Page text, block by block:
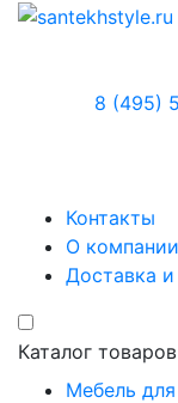
8 (495)
Каталог товаров
Мебель
Контакты
О компании
Доставка и